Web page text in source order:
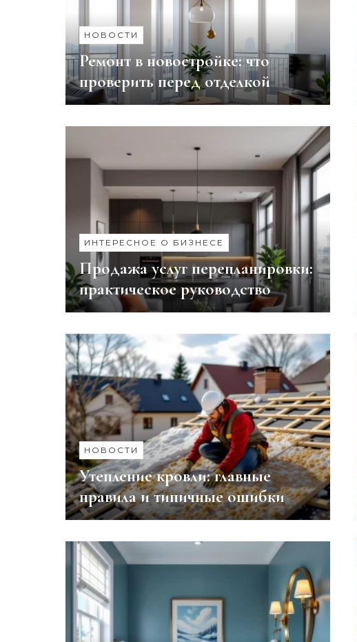
НОВОСТИ
Ремонт в новостройке: что
проверить перед отделкой
ИНТЕРЕСНОЕ О БИЗНЕСЕ
Продажа услуг перепланировки:
практическое руководство
НОВОСТИ
Утепление кровли: главные
правила и типичные ошибки